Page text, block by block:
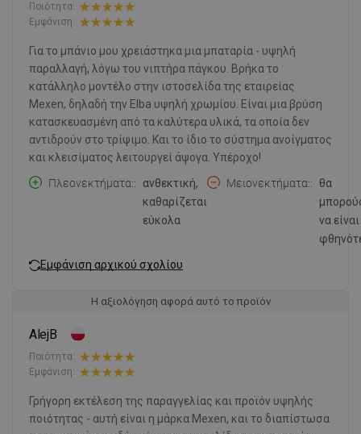
Ποιότητα:
Εμφάνιση:
Για το μπάνιο μου χρειάστηκα μια μπαταρία - υψηλή
παραλλαγή, λόγω του νιπτήρα πάγκου. Βρήκα το
κατάλληλο μοντέλο στην ιστοσελίδα της εταιρείας
Mexen, δηλαδή την Elba υψηλή χρωμίου. Είναι μια βρύση
κατασκευασμένη από τα καλύτερα υλικά, τα οποία δεν
αντιδρούν στο τρίψιμο. Και το ίδιο το σύστημα ανοίγματος
και κλεισίματος λειτουργεί άψογα. Υπέροχο!
Πλεονεκτήματα:
ανθεκτική,
καθαρίζεται
εύκολα
Μειονεκτήματα:
θα
να είναι
Εμφάνιση αρχικού σχολίου
Η αξιολόγηση αφορά αυτό το προϊόν
AlejB
Ποιότητα:
Εμφάνιση:
Γρήγορη εκτέλεση της παραγγελίας και προϊόν υψηλής
ποιότητας - αυτή είναι η μάρκα Mexen, και το διαπίστωσα